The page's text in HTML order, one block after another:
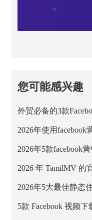
您可能感兴趣
外贸必备的3款
2026年使用facebook
2026年5款facebook
2026 年 TamilMV 的
2026年5大最佳静态
5款 Facebook 视频